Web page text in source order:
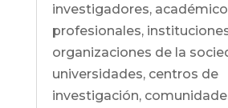
investigadores,
profesionales,
organizaciones de la
universidades, centros de
investigación,